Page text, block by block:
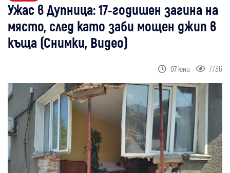
Ужас в Дупница: 17-годишен загина на
място, след като заби мощен джип в
къща (Снимки, Видео)
07 юни 7736